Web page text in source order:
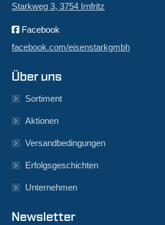
Starkweg 3, 3754 Irnfritz
Facebook
facebook.com/eisenstarkgmbh
Über uns
Sortiment
Aktionen
Versandbedingungen
Erfolgsgeschichten
Unternehmen
Newsletter